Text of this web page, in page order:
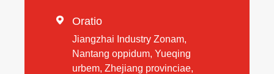
 Oratio
Jiangzhai Industry Zonam,
Nantang oppidum, Yueqing
urbem, Zhejiang provinciae,